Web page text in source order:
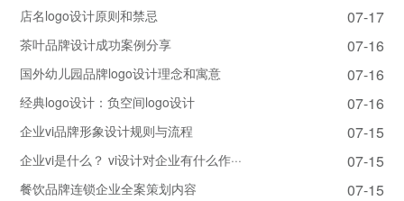
店名logo设计原则和禁忌 07-17
茶叶品牌设计成功案例分享 07-16
国外幼儿园品牌logo设计理念和寓意 07-16
经典logo设计：负空间logo设计 07-16
企业vi品牌形象设计规则与流程 07-15
企业vi是什么？ vi设计对企业有什么作··· 07-15
餐饮品牌连锁企业全案策划内容 07-15